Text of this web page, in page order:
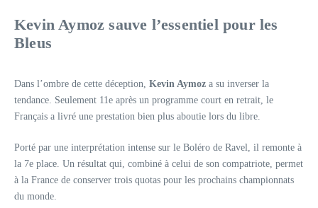
Kevin Aymoz sauve l’essentiel pour les
Bleus
Dans l’ombre de cette déception, Kevin Aymoz a su inverser la
tendance. Seulement 11e après un programme court en retrait, le
Français a livré une prestation bien plus aboutie lors du libre.
Porté par une interprétation intense sur le Boléro de Ravel, il remonte à
la 7e place. Un résultat qui, combiné à celui de son compatriote, permet
à la France de conserver trois quotas pour les prochains championnats
du monde.